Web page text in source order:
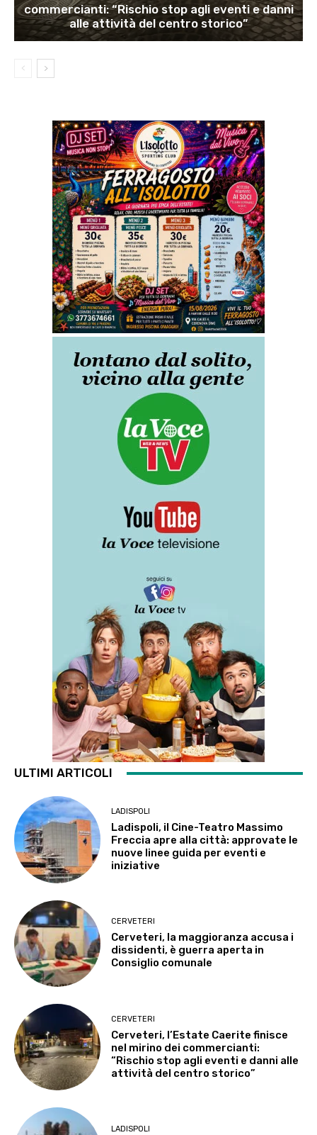
commercianti: “Rischio stop agli eventi e danni
alle attività del centro storico”
ULTIMI ARTICOLI
LADISPOLI
Ladispoli, il Cine-Teatro Massimo
Freccia apre alla città: approvate le
nuove linee guida per eventi e
iniziative
CERVETERI
Cerveteri, la maggioranza accusa i
dissidenti, è guerra aperta in
Consiglio comunale
CERVETERI
Cerveteri, l’Estate Caerite finisce
nel mirino dei commercianti:
“Rischio stop agli eventi e danni alle
attività del centro storico”
LADISPOLI